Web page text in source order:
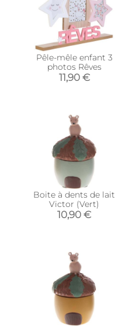
Pêle-mêle enfant 3
photos Rêves
11,90 €
Boite à dents de lait
Victor (Vert)
10,90 €